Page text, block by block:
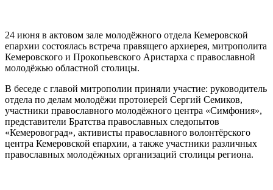
24 июня в актовом зале молодёжного отдела Кемеровской
епархии состоялась встреча правящего архиерея, митрополита
Кемеровского и Прокопьевского Аристарха с православной
молодёжью областной столицы.
В беседе с главой митрополии приняли участие: руководитель
отдела по делам молодёжи протоиерей Сергий Семиков,
участники православного молодёжного центра «Симфония»,
представители Братства православных следопытов
«Кемеровоград», активисты православного волонтёрского
центра Кемеровской епархии, а также участники различных
православных молодёжных организаций столицы региона.